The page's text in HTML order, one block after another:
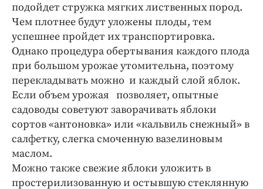
подойдет стружка мягких лиственных пород.
Чем плотнее будут уложены плоды, тем
успешнее пройдет их транспортировка.
Однако процедура обертывания каждого плода
при большом урожае утомительна, поэтому
перекладывать можно и каждый слой яблок.
Если объем урожая позволяет, опытные
садоводы советуют заворачивать яблоки
сортов «антоновка» или «кальвиль снежный» в
салфетку, слегка смоченную вазелиновым
маслом.
Можно также свежие яблоки уложить в
простерилизованную и остывшую стеклянную